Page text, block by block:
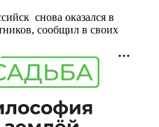
снова оказался в
сообщил в своих